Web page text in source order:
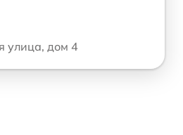
улица, дом 4